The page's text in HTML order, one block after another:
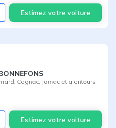
Estimez votre voiture
Cognac Jarnac et alentours
Estimez votre voiture